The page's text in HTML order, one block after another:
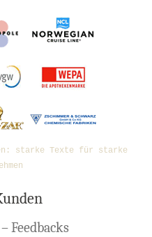
starke Texte für starke
Feedbacks